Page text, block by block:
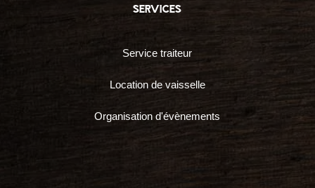
services
Service traiteur
Location de vaisselle
Organisation d'évènements